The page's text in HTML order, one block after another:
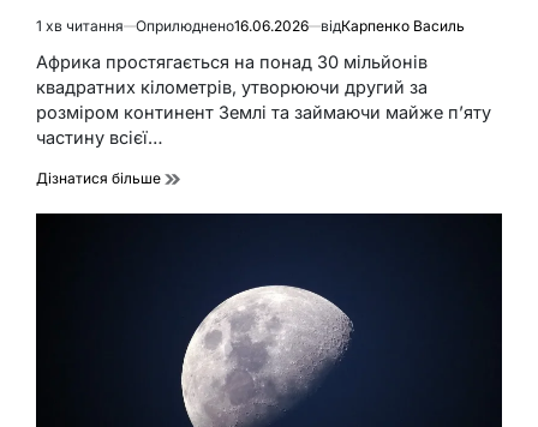
Орієнтовний
час
читання
1 хв читання Оприлюднено16.06.2026 відКарпенко Василь
Африка простягається на понад 30 мільйонів
квадратних кілометрів, утворюючи другий за
розміром континент Землі та займаючи майже п’яту
частину всієї…
Дізнатися більше